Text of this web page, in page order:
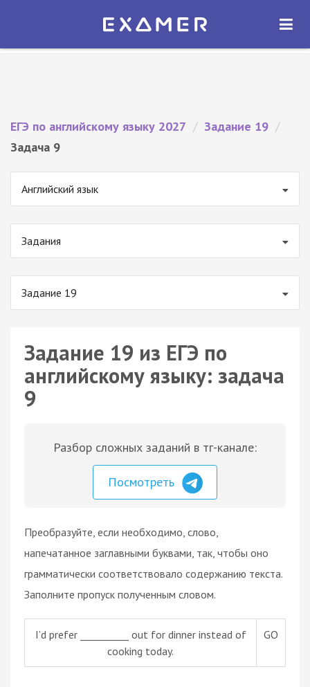
Экзамер — ЕГЭ 2027
ОТКРЫТЬ
ЕГЭ по английскому языку 2027 / Задание 19 /
Задача 9
Английский язык
Задания
Задание 19
Задание 19 из ЕГЭ по
английскому языку: задача
9
Разбор сложных заданий в тг-канале:
Посмотреть
Преобразуйте, если необходимо, слово,
напечатанное заглавными буквами, так, чтобы оно
грамматически соответствовало содержанию текста.
Заполните пропуск полученным словом.
I’d prefer __________ out for dinner instead of
cooking today.
GO